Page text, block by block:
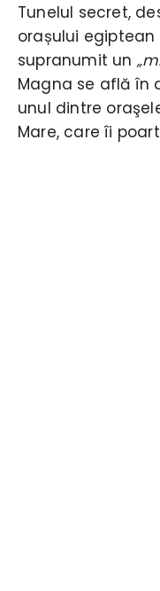
Tunelul secret,
orașului egiptean
supranumit un
Magna se află în
unul dintre
Mare, care îi